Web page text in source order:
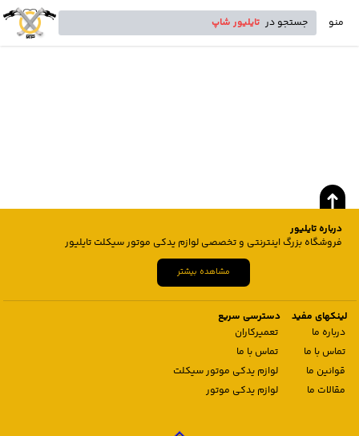
منو جستجو در تایلیور شاپ
درباره تایلیور
فروشگاه بزرگ اینترنتی و تخصصی لوازم یدکی موتور سیکلت تایلیور
مشاهده بیشتر
لینکهای مفید
درباره ما
تماس با ما
قوانین ما
مقالات ما
دسترسی سریع
تعمیرکاران
تماس با ما
لوازم یدکی موتور سیکلت
لوازم یدکی موتور